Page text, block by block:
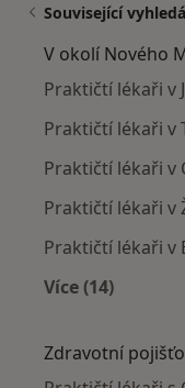
Související
V okolí Nového
Praktičtí lékaři v
Praktičtí lékaři v
Praktičtí lékaři v
Praktičtí lékaři v
Praktičtí lékaři v
Více (14)
Zdravotní